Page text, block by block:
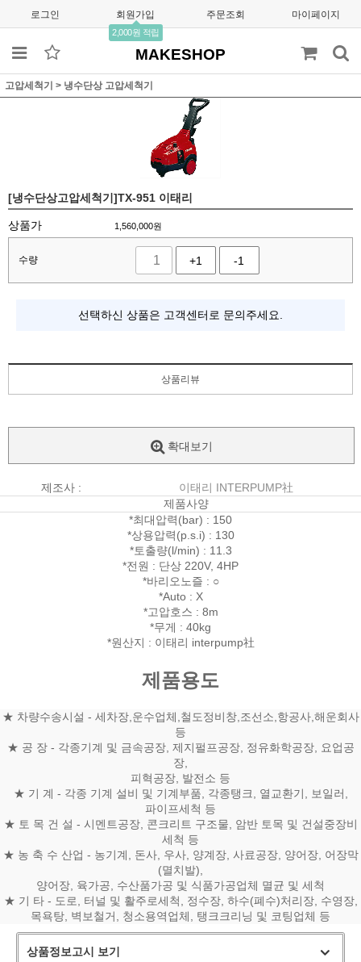
로그인 회원가입
2,000원 적립
주문조회 마이페이지
MAKESHOP
고압세척기 > 냉수단상 고압세척기
[냉수단상고압세척기]TX-951 이태리
상품가 1,560,000원
수량 +1 -1
선택하신 상품은 고객센터로 문의주세요.
상품리뷰
확대보기
제조사 :
이태리 INTERPUMP社
제품사양
*최대압력(bar) : 150
*상용압력(p.s.i) : 130
*토출량(l/min) : 11.3
*전원 : 단상 220V, 4HP
*바리오노즐 : ○
*Auto : X
*고압호스 : 8m
*무게 : 40kg
*원산지 : 이태리 interpump社
제품용도
★ 차량수송시설 - 세차장,운수업체,철도정비창,조선소,항공사,해운회사
등
★ 공 장 - 각종기계 및 금속공장, 제지펄프공장, 정유화학공장, 요업공
장,
피혁공장, 발전소 등
★ 기 계 - 각종 기계 설비 및 기계부품, 각종탱크, 열교환기, 보일러,
파이프세척 등
★ 토 목 건 설 - 시멘트공장, 콘크리트 구조물, 암반 토목 및 건설중장비
세척 등
★ 농 축 수 산업 - 농기계, 돈사, 우사, 양계장, 사료공장, 양어장, 어장막
(멸치발),
양어장, 육가공, 수산품가공 및 식품가공업체 멸균 및 세척
★ 기 타 - 도로, 터널 및 활주로세척, 정수장, 하수(폐수)처리장, 수영장,
목욕탕, 벽보철거, 청소용역업체, 탱크크리닝 및 코팅업체 등
상품정보고시 보기